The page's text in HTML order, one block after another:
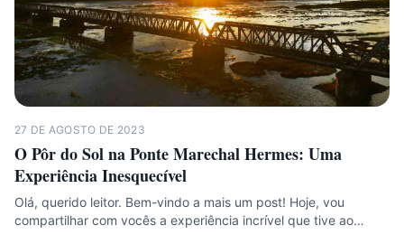
27 DE AGOSTO DE 2023
O Pôr do Sol na Ponte Marechal Hermes: Uma
Experiência Inesquecível
Olá, querido leitor. Bem-vindo a mais um post! Hoje, vou
compartilhar com vocês a experiência incrível que tive ao…